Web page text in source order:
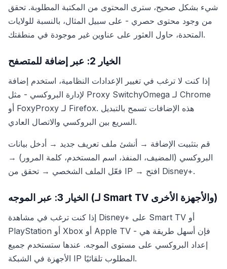
شيء بشكل صحيح، سترى المحتوى من المكتبة المطلوبة. تحقق
من وجود محتوى حصري - على سبيل المثال، بالنسبة للولايات
المتحدة، حاول العثور على عناوين غير موجودة في منطقتك.
الخيار 2: عبر إضافة للمتصفح
إذا كنت لا ترغب في تغيير الإعدادات النظامية، استخدم إضافة
لإدارة البروكسي - مثل Proxy SwitchyOmega لـ Chrome
أو FoxyProxy لـ Firefox. هذه الإضافات تسمح بالتبديل
السريع بين البروكسي والاتصال العادي.
قم بتثبيت الإضافة → أنشئ ملف تعريف جديد → أدخل بيانات
البروكسي (المضيف، المنفذ، اسم المستخدم، كلمة المرور) →
فعّل الملف الشخصي → تحقق من IP → افتح Disney+.
الخيار 3: عبر الموجه (لـ Smart TV والأجهزة الأخرى)
إذا كنت ترغب في مشاهدة Disney+ على Smart TV أو
PlayStation أو Xbox أو Apple TV - فإن أسهل طريقة هي
إعداد البروكسي على مستوى الموجه. عندها ستستخدم جميع
الأجهزة في الشبكة IP المطلوب تلقائيًا.